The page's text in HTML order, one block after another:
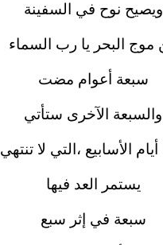
ويصيح نوح في السفينة
موج البحر يا رب السماء
سبعة أعوام مضت
والسبعة الآخرى ستأتي
الأسابيع ،التي لا تنتهي
يستمر العد فيها
سبعة في إثر سبع